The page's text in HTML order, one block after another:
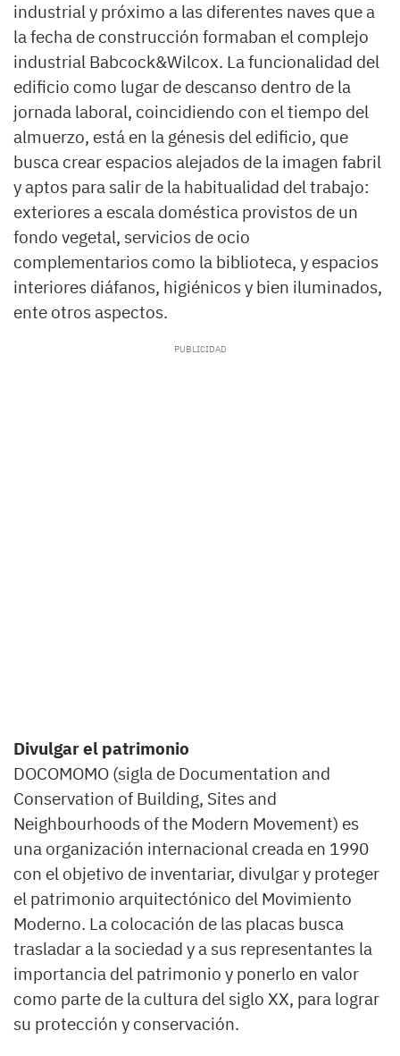
industrial y próximo a las diferentes naves que a
la fecha de construcción formaban el complejo
industrial Babcock&Wilcox. La funcionalidad del
edificio como lugar de descanso dentro de la
jornada laboral, coincidiendo con el tiempo del
almuerzo, está en la génesis del edificio, que
busca crear espacios alejados de la imagen fabril
y aptos para salir de la habitualidad del trabajo:
exteriores a escala doméstica provistos de un
fondo vegetal, servicios de ocio
complementarios como la biblioteca, y espacios
interiores diáfanos, higiénicos y bien iluminados,
ente otros aspectos.
Divulgar el patrimonio
DOCOMOMO (sigla de Documentation and
Conservation of Building, Sites and
Neighbourhoods of the Modern Movement) es
una organización internacional creada en 1990
con el objetivo de inventariar, divulgar y proteger
el patrimonio arquitectónico del Movimiento
Moderno. La colocación de las placas busca
trasladar a la sociedad y a sus representantes la
importancia del patrimonio y ponerlo en valor
como parte de la cultura del siglo XX, para lograr
su protección y conservación.